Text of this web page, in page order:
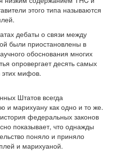
этого типа называются
дебаты о связи между
были приостановлены в
обоснования многих
опровергает десять самых
этих мифов.
Штатов всегда
и марихуану как одно и то же.
история федеральных законов
показывает, что однажды
поняло и приняло
и марихуаной.